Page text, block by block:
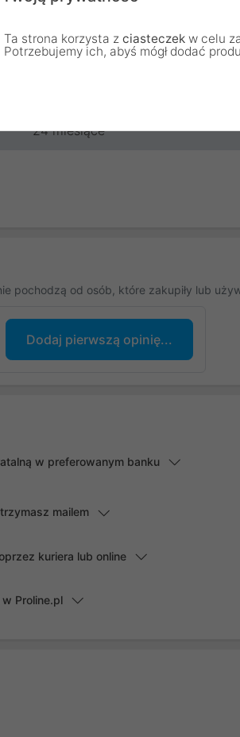
0.3 A
24 miesiące
pochodzą od osób, które zakupiły lub
Dodaj pierwszą opinię...
w preferowanym banku
mailem
kuriera lub online
Proline.pl
Ta strona korzysta z ciasteczek w celu
Potrzebujemy ich, abyś mógł dodać